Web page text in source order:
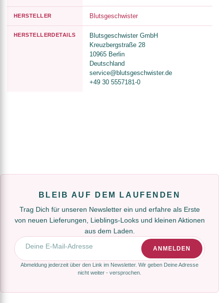
HERSTELLER Blutsgeschwister
HERSTELLERDETAILS
Blutsgeschwister GmbH
Kreuzbergstraße 28
10965 Berlin
Deutschland
service@blutsgeschwister.de
+49 30 5557181-0
BLEIB AUF DEM LAUFENDEN
Trag Dich für unseren Newsletter ein und erfahre als Erste
von neuen Lieferungen, Lieblings-Looks und kleinen Aktionen
aus dem Laden.
E-Mail-Adresse
ANMELDEN
Abmeldung jederzeit über den Link im Newsletter. Wir geben Deine Adresse
nicht weiter - versprochen.